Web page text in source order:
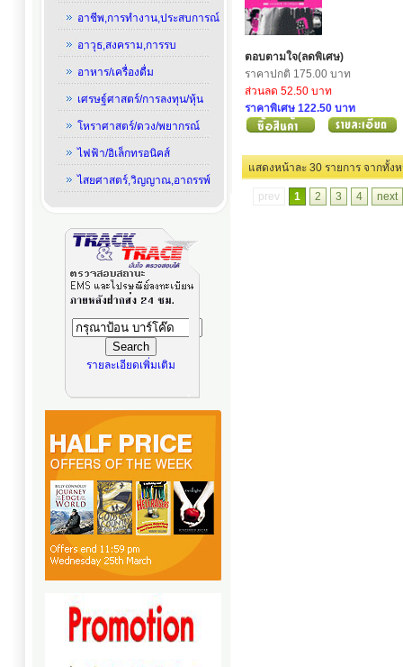
อาชีพ,การทำงาน,ประสบการณ์
อาวุธ,สงคราม,การรบ
อาหาร/เครื่องดื่ม
เศรษฐ์ศาสตร์/การลงทุน/หุ้น
โหราศาสตร์/ดวง/พยากรณ์
ไฟฟ้า/อิเล็กทรอนิคส์
ไสยศาสตร์,วิญญาณ,อาถรรพ์
รายละเอียดเพิ่มเติม
ตอบตามใจ(ลดพิเศษ)
ราคาปกติ 175.00 บาท
ส่วนลด 52.50 บาท
ราคาพิเศษ 122.50 บาท
แสดงหน้าละ 30 รายกา
prev 1 2 3 4 next